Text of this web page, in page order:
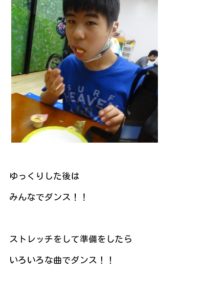
ゆっくりした後は
みんなでダンス！！
ストレッチをして準備をしたら
いろいろな曲でダンス！！